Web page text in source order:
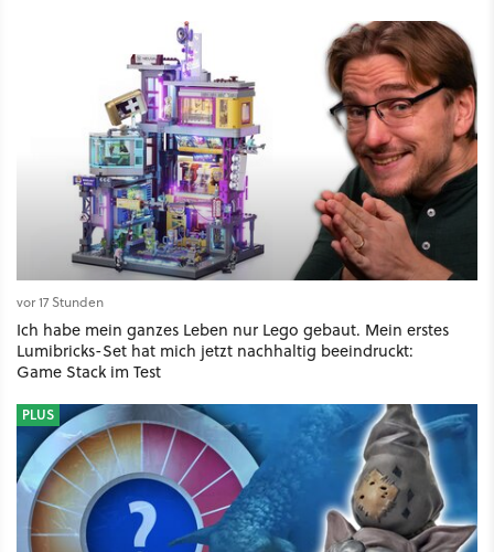
vor 17 Stunden
Ich habe mein ganzes Leben nur Lego gebaut. Mein erstes
Lumibricks-Set hat mich jetzt nachhaltig beeindruckt:
Game Stack im Test
PLUS